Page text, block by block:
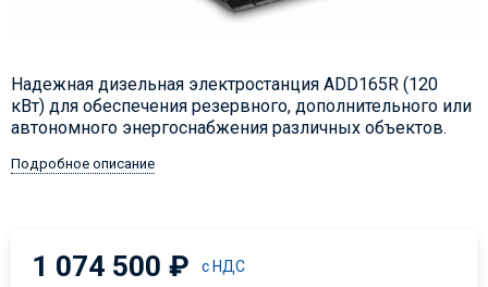
Надежная дизельная электростанция ADD165R (120
кВт) для обеспечения резервного, дополнительного или
автономного энергоснабжения различных объектов.
Подробное описание
1 074 500₽ с НДС